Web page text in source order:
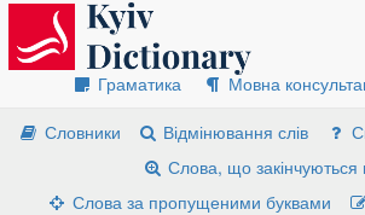
Граматика
Мовна
Словники
Відмінювання слів
Слова, що
Слова за пропущеними буквами